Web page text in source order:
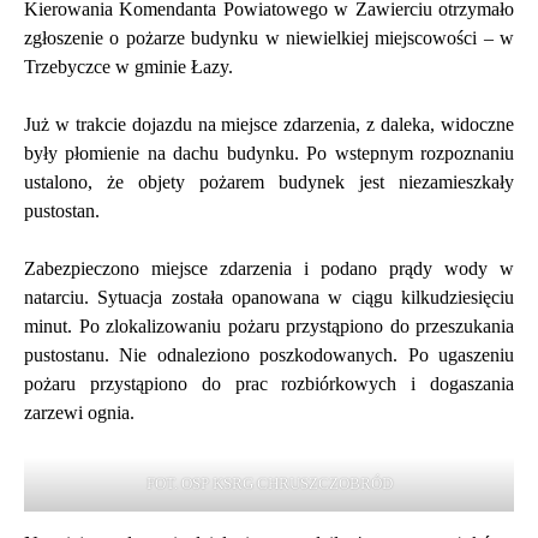
Kierowania Komendanta Powiatowego w Zawierciu
otrzymało zgłoszenie o pożarze budynku w niewielkiej
miejscowości – w Trzebyczce w gminie Łazy.
Już w trakcie dojazdu na miejsce zdarzenia, z daleka,
widoczne były płomienie na dachu budynku. Po wstepnym
rozpoznaniu ustalono, że objety pożarem budynek jest
niezamieszkały pustostan.
Zabezpieczono miejsce zdarzenia i podano prądy wody w
natarciu. Sytuacja została opanowana w ciągu
kilkudziesięciu minut. Po zlokalizowaniu pożaru
przystąpiono do przeszukania pustostanu. Nie odnaleziono
poszkodowanych. Po ugaszeniu pożaru przystąpiono do
prac rozbiórkowych i dogaszania zarzewi ognia.
FOT. OSP KSRG CHRUSZCZOBRÓD